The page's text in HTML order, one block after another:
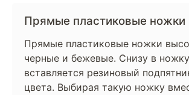
Прямые пластиковые ножки
Прямые пластиковые ножки
черные и бежевые. Снизу в ножку
вставляется резиновый
цвета. Выбирая такую ножку